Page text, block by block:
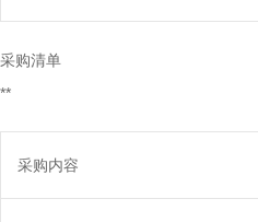
采购清单
**
采购内容